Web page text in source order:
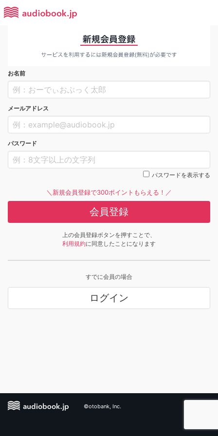
お名前
メールアドレス
パスワード
パスワードを表示する
＼新規会員登録で300ポイントもらえる！／
会員登録
上の会員登録ボタンを押すことで、
利用規約に同意したことになります
すでに会員の場合
ログイン
©otobank, Inc.